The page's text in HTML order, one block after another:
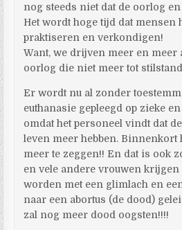
nog steeds niet dat de oorlog
Het wordt hoge tijd dat mensen
praktiseren en verkondigen!
Want, we drijven meer en meer
oorlog die niet meer tot
Er wordt nu al zonder
euthanasie gepleegd op zieke
omdat het personeel vindt dat
leven meer hebben. Binnenkort
meer te zeggen!! En dat is ook
en vele andere vrouwen krijgen
worden met een glimlach en
naar een abortus (de dood)
zal nog meer dood oogsten!!!!